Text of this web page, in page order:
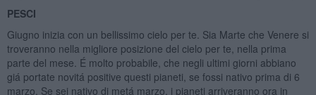
PESCI
Giugno inizia con un bellissimo cielo per te. Sia Marte che Venere si
troveranno nella migliore posizione del cielo per te, nella prima
parte del mese. É molto probabile, che negli ultimi giorni abbiano
giá portate novitá positive questi pianeti, se fossi nativo prima di 6
marzo. Se sei nativo di metá marzo, i pianeti arriveranno ora in